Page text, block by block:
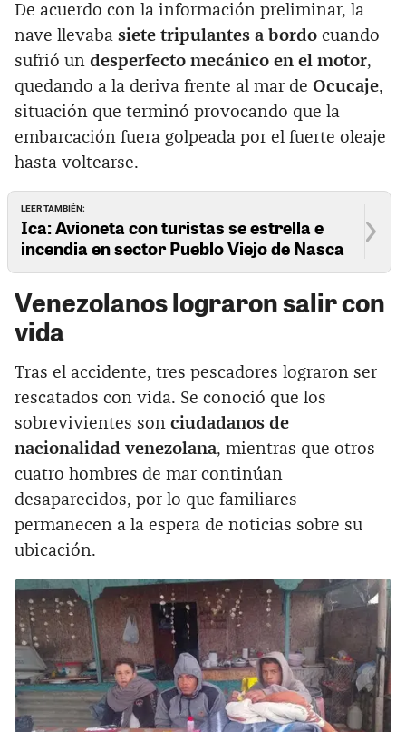
De acuerdo con la información preliminar, la
nave llevaba siete tripulantes a bordo cuando
sufrió un desperfecto mecánico en el motor,
quedando a la deriva frente al mar de Ocucaje,
situación que terminó provocando que la
embarcación fuera golpeada por el fuerte oleaje
hasta voltearse.
LEER TAMBIÉN:
Ica: Avioneta con turistas se estrella e
incendia en sector Pueblo Viejo de Nasca
Venezolanos lograron salir con
vida
Tras el accidente, tres pescadores lograron ser
rescatados con vida. Se conoció que los
sobrevivientes son ciudadanos de
nacionalidad venezolana, mientras que otros
cuatro hombres de mar continúan
desaparecidos, por lo que familiares
permanecen a la espera de noticias sobre su
ubicación.